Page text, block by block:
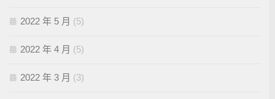
2022 年 5 月 (5)
2022 年 4 月 (5)
2022 年 3 月 (3)